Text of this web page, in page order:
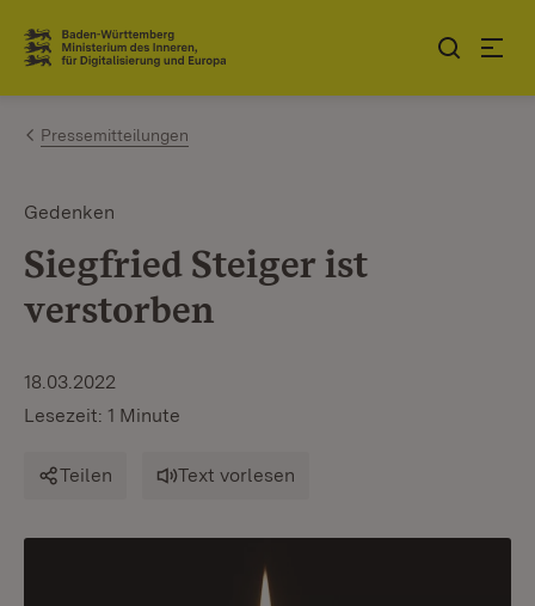
Zum Inhalt springen
Link zur Startseite
Pressemitteilungen
Gedenken
Siegfried Steiger ist
verstorben
18.03.2022
Lesezeit: 1 Minute
Teilen Text vorlesen